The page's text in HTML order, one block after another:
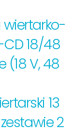
wiertarko-
18/48
(18 V, 48
13
2